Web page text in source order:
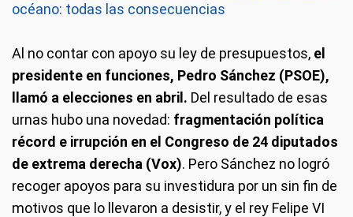
océano: todas las consecuencias
Al no contar con apoyo su ley de presupuestos, el
presidente en funciones, Pedro Sánchez (PSOE),
llamó a elecciones en abril. Del resultado de esas
urnas hubo una novedad: fragmentación política
récord e irrupción en el Congreso de 24 diputados
de extrema derecha (Vox). Pero Sánchez no logró
recoger apoyos para su investidura por un sin fin de
motivos que lo llevaron a desistir, y el rey Felipe VI